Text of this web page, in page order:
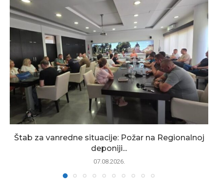
Štab za vanredne situacije: Požar na Regionalnoj
deponiji...
07.08.2026.